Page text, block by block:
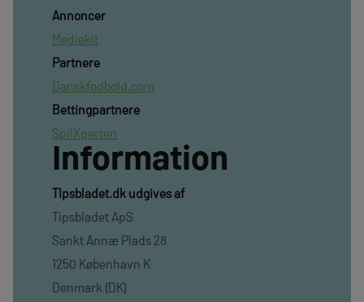
Annoncer
Mediekit
Partnere
Danskfodbold.com
Bettingpartnere
SpilXperten
Information
TIpsbladet.dk udgives af
Tipsbladet ApS
Sankt Annæ Plads 28
1250 København K
Denmark (DK)